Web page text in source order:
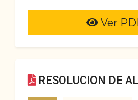
Ver
RESOLUCION DE